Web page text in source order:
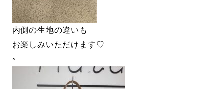
内側の生地の違いも
お楽しみいただけます♡
◦